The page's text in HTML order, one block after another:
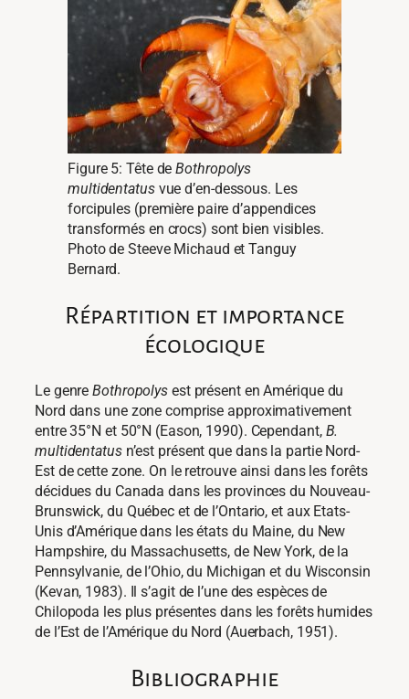
Figure 5: Tête deBothropolys
multidentatusvue d’en-dessous. Les
forcipules (première paire d’appendices
transformés en crocs) sont bien visibles.
Photo de Steeve Michaud et Tanguy
Bernard.
Répartition et importance
écologique
Le genreBothropolys est présent en Amérique du
Nord dans une zone comprise approximativement
entre 35°N et 50°N (Eason, 1990). Cependant, B.
multidentatusn’est présent que dans la partie Nord-
Est de cette zone. On le retrouve ainsi dans les forêts
décidues du Canada dans les provinces du Nouveau-
Brunswick, du Québec et de l’Ontario, et aux Etats-
Unis d’Amérique dans les états du Maine, du New
Hampshire, du Massachusetts, de New York, de la
Pennsylvanie, de l’Ohio, du Michigan et du Wisconsin
(Kevan, 1983). Il s’agit de l’une des espèces de
Chilopoda les plus présentes dans les forêts humides
de l’Est de l’Amérique du Nord (Auerbach, 1951).
Bibliographie